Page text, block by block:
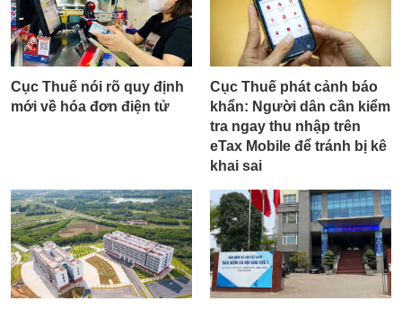
Cục Thuế nói rõ quy định
mới về hóa đơn điện tử
Cục Thuế phát cảnh báo
khẩn: Người dân cần kiểm
tra ngay thu nhập trên
eTax Mobile để tránh bị kê
khai sai